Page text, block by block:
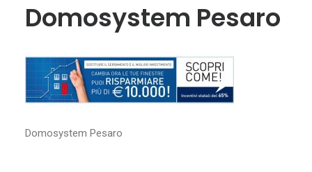
NEWS
PROMO INTERNORM
Domosystem Pesaro
Domosystem Pesaro